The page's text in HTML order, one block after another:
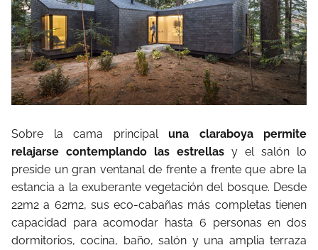
Sobre la cama principal una claraboya permite
relajarse contemplando las estrellas y el salón lo
preside un gran ventanal de frente a frente que abre la
estancia a la exuberante vegetación del bosque. Desde
22m2 a 62m2, sus eco-cabañas más completas tienen
capacidad para acomodar hasta 6 personas en dos
dormitorios, cocina, baño, salón y una amplia terraza